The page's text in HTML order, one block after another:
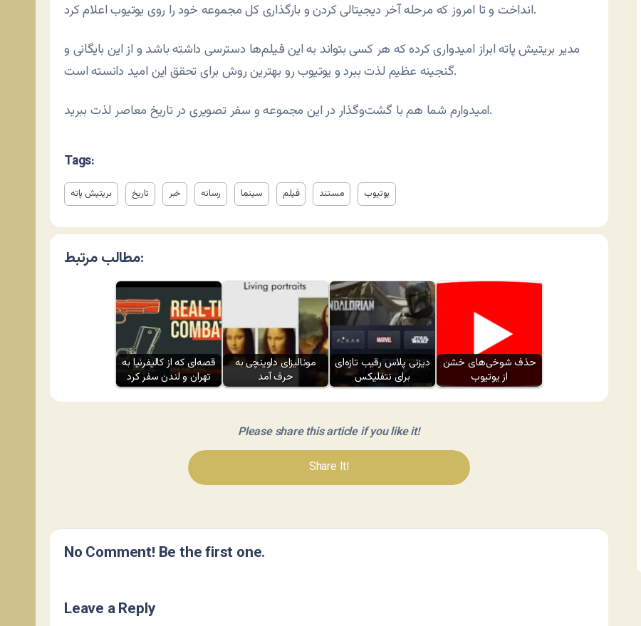
انداخت و تا امروز که مرحله آخر دیجیتالی کردن و بارگذاری کل مجموعه خود را روی یوتیوب اعلام کرد.
مدیر بریتیش پاته ابراز امیدواری کرده که هر کسی بتواند به این فیلم‌ها دسترسی داشته باشد و از این بایگانی و
گنجینه عظیم لذت ببرد و یوتیوب رو بهترین روش برای تحقق این امید دانسته است.
امیدوارم شما هم با گشت‌وگذار در این مجموعه و سفر تصویری در تاریخ معاصر لذت ببرید.
Tags:
بریتیش پاته تاریخ خبر رسانه سینما فیلم مستند یوتیوب
مطالب مرتبط:
قصه‌ای که از کالیفرنیا به
تهران و لندن سفر کرد
مونالیزای داوینچی به
حرف آمد
دیزنی پلاس رقیب تازه‌ای
برای نتفلیکس
حذف شوخی‌های خشن
از یوتیوب
Please share this article if you like it!
Share It!
No Comment! Be the first one.
Leave a Reply